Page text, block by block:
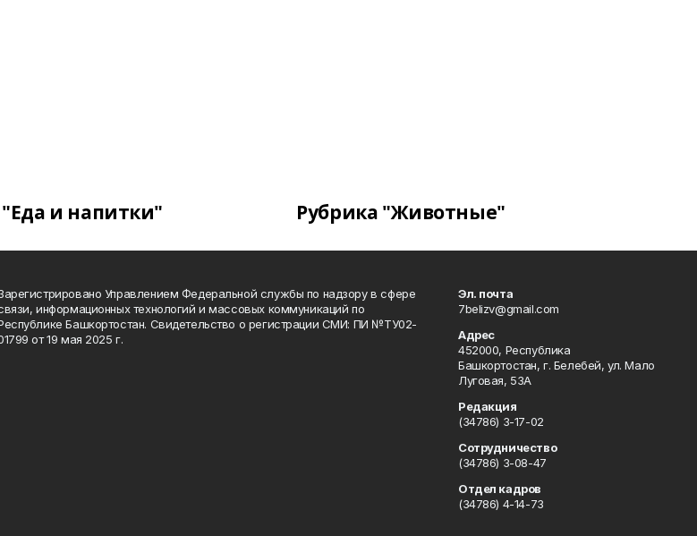
"Еда и напитки" Рубрика "Животные"
Управлением Федеральной службы по надзору в сфере
информационных технологий и массовых коммуникаций по
Башкортостан. Свидетельство о регистрации СМИ: ПИ №ТУ02-
от 19 мая 2025 г.
Эл. почта
7belizv@gmail.com
Адрес
452000, Республика
Башкортостан, г. Белебей, ул. Мало
Луговая, 53А
Редакция
(34786) 3-17-02
Сотрудничество
(34786) 3-08-47
Отдел кадров
(34786) 4-14-73